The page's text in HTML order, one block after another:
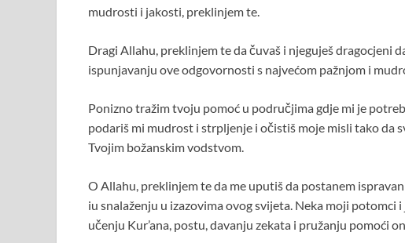
mudrosti i jakosti, preklinjem te.
Dragi Allahu, preklinjem te da čuvaš i njeguješ dragocjeni
ispunjavanju ove odgovornosti s najvećom pažnjom i
Ponizno tražim tvoju pomoć u područjima gdje mi je
podariš mi mudrost i strpljenje i očistiš moje misli tako da
Tvojim božanskim vodstvom.
O Allahu, preklinjem te da me uputiš da postanem
iu snalaženju u izazovima ovog svijeta. Neka moji potomci
učenju Kur’ana, postu, davanju zekata i pružanju pomoći